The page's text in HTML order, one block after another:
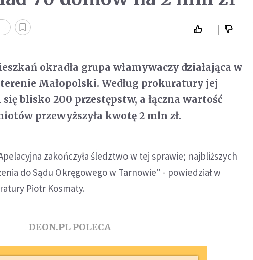
okradła grupa włamywaczy działająca w
Małopolski. Według prokuratury jej
blisko 200 przestępstw, a łączna wartość
przewyższyła kwotę 2 mln zł.
zakończyła śledztwo w tej sprawie; najbliższych
do Sądu Okręgowego w Tarnowie" - powiedział w
Piotr Kosmaty.
DEON.PL POLECA